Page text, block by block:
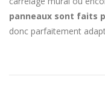
panneaux sont faits
donc parfaitement